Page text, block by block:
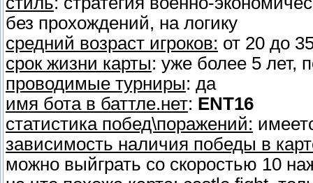
без прохождений, на логику
средний возраст игроков: от 20 до
срок жизни карты: уже более 5 лет,
проводимые турниры: да
имя бота в баттле.нет: ENT16
статистика побед\поражений:
зависимость наличия победы в
можно выйграть со скоростью 10